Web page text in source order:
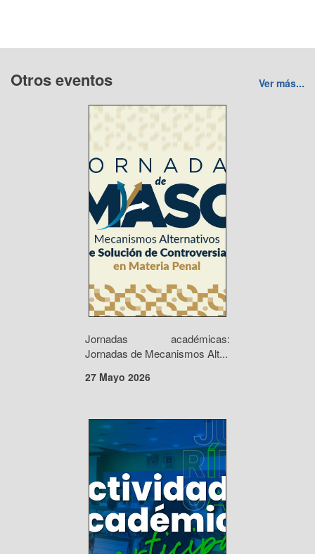
Otros eventos Ver más...
Jornadas académicas:
Jornadas de Mecanismos Alt...
27 Mayo 2026